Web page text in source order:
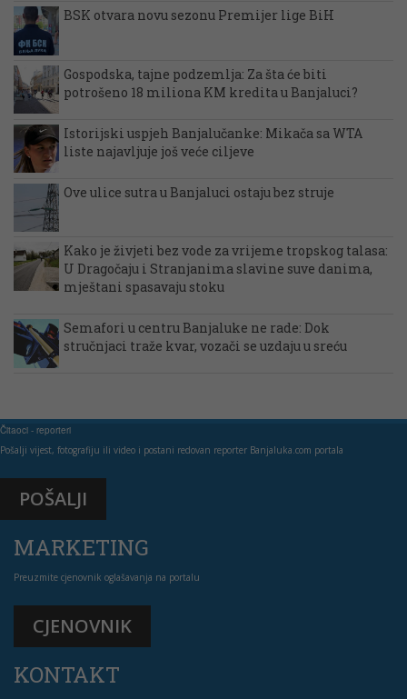
BSK otvara novu sezonu Premijer lige BiH
Gospodska, tajne podzemlja: Za šta će biti
potrošeno 18 miliona KM kredita u Banjaluci?
Istorijski uspjeh Banjalučanke: Mikača sa WTA
liste najavljuje još veće ciljeve
Ove ulice sutra u Banjaluci ostaju bez struje
Kako je živjeti bez vode za vrijeme tropskog talasa:
U Dragočaju i Stranjanima slavine suve danima,
mještani spasavaju stoku
Semafori u centru Banjaluke ne rade: Dok
stručnjaci traže kvar, vozači se uzdaju u sreću
Čitaoci - reporteri
Pošalji vijest, fotografiju ili video i postani redovan reporter Banjaluka.com portala
POŠALJI
MARKETING
Preuzmite cjenovnik oglašavanja na portalu
CJENOVNIK
KONTAKT